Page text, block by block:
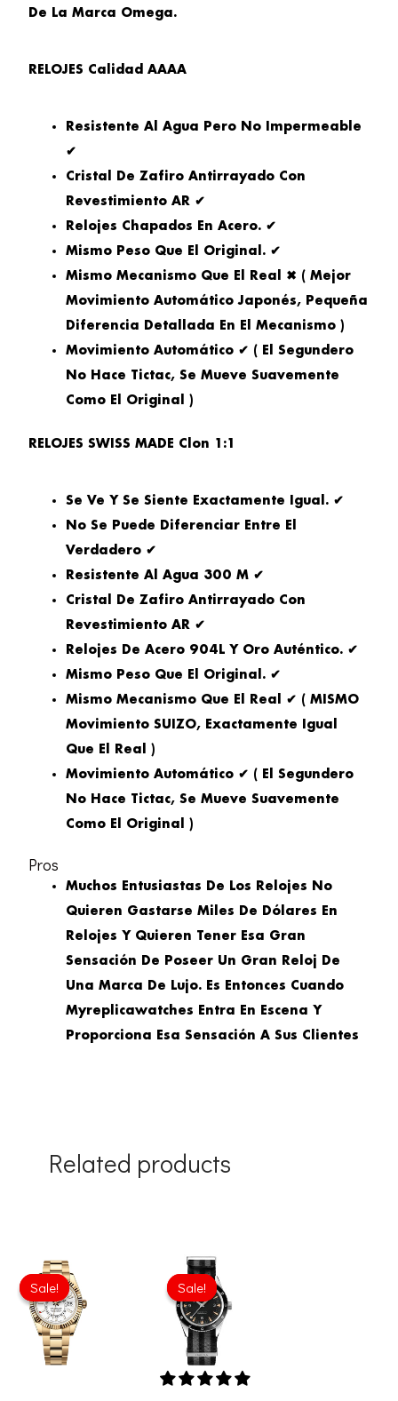
De La Marca Omega.
RELOJES Calidad AAAA
Resistente Al Agua Pero No Impermeable
✔
Cristal De Zafiro Antirrayado Con
Revestimiento AR ✔
Relojes Chapados En Acero. ✔
Mismo Peso Que El Original. ✔
Mismo Mecanismo Que El Real ✖ ( Mejor
Movimiento Automático Japonés, Pequeña
Diferencia Detallada En El Mecanismo )
Movimiento Automático ✔ ( El Segundero
No Hace Tictac, Se Mueve Suavemente
Como El Original )
RELOJES SWISS MADE Clon 1:1
Se Ve Y Se Siente Exactamente Igual. ✔
No Se Puede Diferenciar Entre El
Verdadero ✔
Resistente Al Agua 300 M ✔
Cristal De Zafiro Antirrayado Con
Revestimiento AR ✔
Relojes De Acero 904L Y Oro Auténtico. ✔
Mismo Peso Que El Original. ✔
Mismo Mecanismo Que El Real ✔ ( MISMO
Movimiento SUIZO, Exactamente Igual
Que El Real )
Movimiento Automático ✔ ( El Segundero
No Hace Tictac, Se Mueve Suavemente
Como El Original )
Pros
Muchos Entusiastas De Los Relojes No
Quieren Gastarse Miles De Dólares En
Relojes Y Quieren Tener Esa Gran
Sensación De Poseer Un Gran Reloj De
Una Marca De Lujo. Es Entonces Cuando
Myreplicawatches Entra En Escena Y
Proporciona Esa Sensación A Sus Clientes
Related products
Sale!
Sale!
Original
price
was:
£378.40.
Sale!
Sale!
Original
price
was:
£301.00.